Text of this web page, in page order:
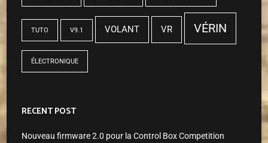
TUTO V9.1 VOLANT VR VÉRIN
ÉLECTRONIQUE
RECENT POST
Nouveau firmware 2.0 pour la Control Box Competition